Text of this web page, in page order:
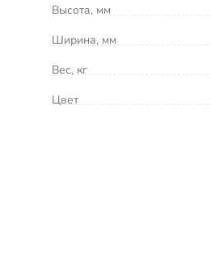
Высота, мм
Ширина, мм
Вес, кг
Цвет